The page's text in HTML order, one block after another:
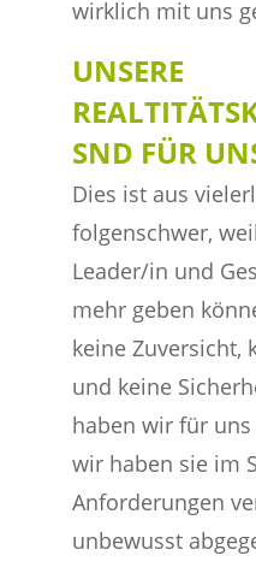
wirklich mit uns
UNSERE
SND FÜR
Dies ist aus
folgenschwer,
Leader/in und
mehr geben
keine Zuversicht,
und keine
haben wir für
wir haben sie im
Anforderungen
unbewusst